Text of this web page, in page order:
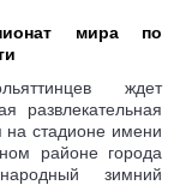
мира по
ждет
развлекательная
стадионе имени
районе города
зимний